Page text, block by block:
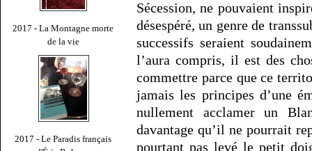
2017 - La Montagne morte
de la vie
2017 - Le Paradis français
Sécession, ne pouvaient
désespéré, un genre de
successifs seraient
l’aura compris, il est des
commettre parce que ce
jamais les principes d’une
nullement acclamer un
davantage qu’il ne pourrait
pourtant pas levé le petit